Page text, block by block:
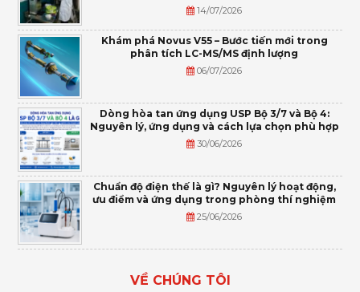
14/07/2026
Khám phá Novus V55 – Bước tiến mới trong
phân tích LC-MS/MS định lượng
06/07/2026
Dòng hòa tan ứng dụng USP Bộ 3/7 và Bộ 4:
Nguyên lý, ứng dụng và cách lựa chọn phù hợp
30/06/2026
Chuẩn độ điện thế là gì? Nguyên lý hoạt động,
ưu điểm và ứng dụng trong phòng thí nghiệm
25/06/2026
VỀ CHÚNG TÔI